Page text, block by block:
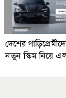
দেশের
নতুন স্কিম নিয়ে